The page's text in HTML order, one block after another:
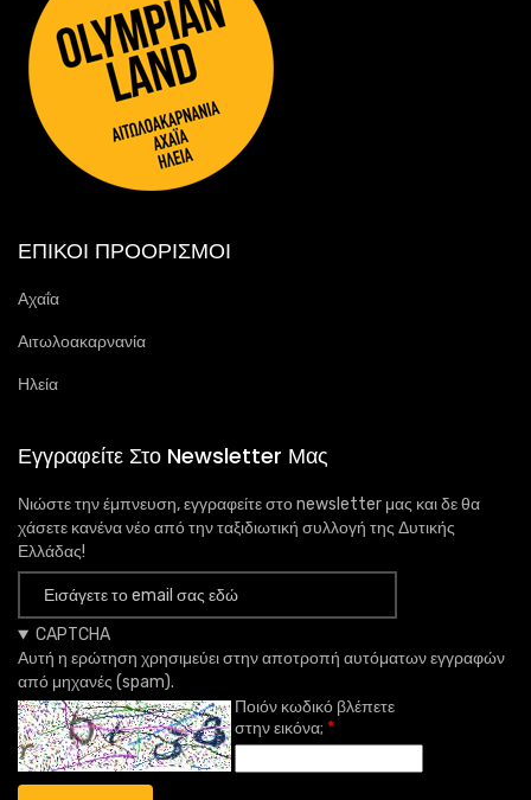
ΕΠΙΚΟΙ ΠΡΟΟΡΙΣΜΟΙ
Αχαΐα
Αιτωλοακαρνανία
Ηλεία
Εγγραφείτε Στο Newsletter Μας
Νιώστε την έμπνευση, εγγραφείτε στο newsletter μας και δε θα
χάσετε κανένα νέο από την ταξιδιωτική συλλογή της Δυτικής
Ελλάδας!
CAPTCHA
Αυτή η ερώτηση χρησιμεύει στην αποτροπή αυτόματων εγγραφών
από μηχανές (spam).
Ποιόν κωδικό βλέπετε
στην εικόνα;